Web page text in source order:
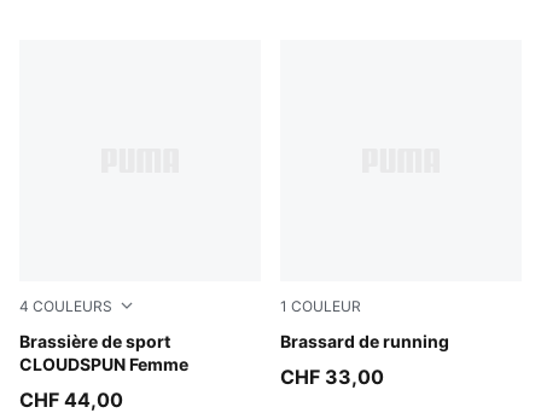
4 COULEURS
Brassière de sport
CLOUDSPUN Femme
Misty Pink Heather
CHF 44,00
1 COULEUR
Brassard de running
Puma Black
CHF 33,00